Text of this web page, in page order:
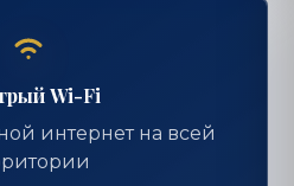
Wi-Fi
интернет на всей